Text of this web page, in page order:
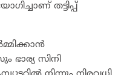
തട്ടിപ്പ്
ഭാര്യ സിനി